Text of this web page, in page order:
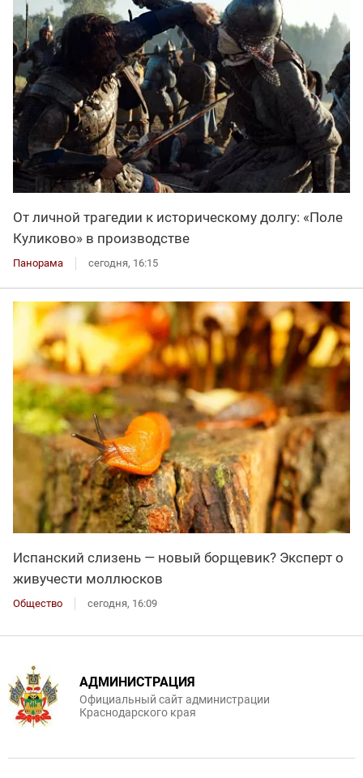
От личной трагедии к историческому долгу: «Поле
Куликово» в производстве
Панорама сегодня, 16:15
Испанский слизень — новый борщевик? Эксперт о
живучести моллюсков
Общество сегодня, 16:09
АДМИНИСТРАЦИЯ
Официальный сайт администрации
Краснодарского края